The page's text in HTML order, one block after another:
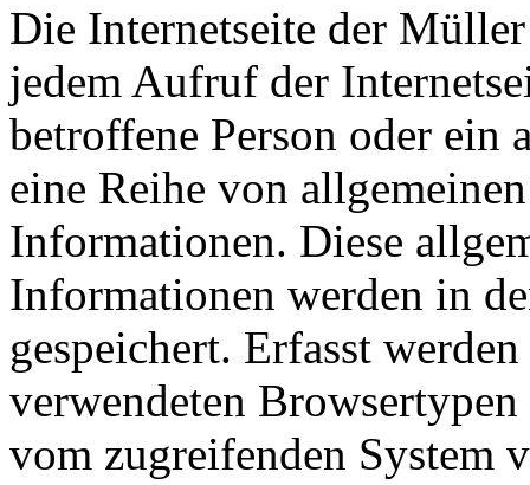
Die Internetseite der
jedem Aufruf der
betroffene Person oder ein
eine Reihe von
Informationen. Diese
Informationen werden in
gespeichert. Erfasst
verwendeten
vom zugreifenden System